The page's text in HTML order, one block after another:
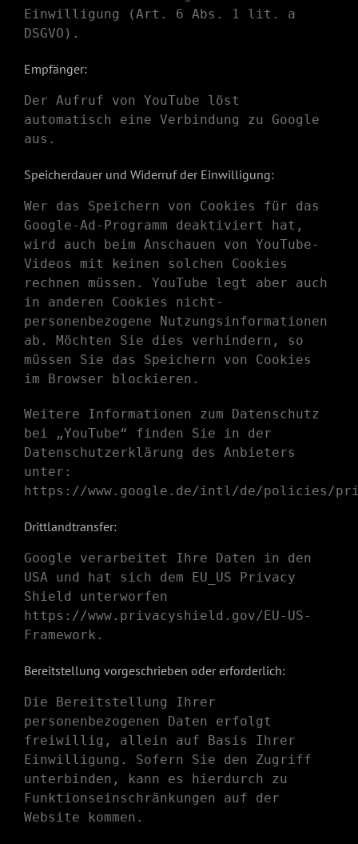
Einwilligung (Art. 6 Abs. 1 lit. a
DSGVO).
Empfänger:
Der Aufruf von YouTube löst
automatisch eine Verbindung zu Google
aus.
Speicherdauer und Widerruf der Einwilligung:
Wer das Speichern von Cookies für das
Google-Ad-Programm deaktiviert hat,
wird auch beim Anschauen von YouTube-
Videos mit keinen solchen Cookies
rechnen müssen. YouTube legt aber auch
in anderen Cookies nicht-
personenbezogene Nutzungsinformationen
ab. Möchten Sie dies verhindern, so
müssen Sie das Speichern von Cookies
im Browser blockieren.
Weitere Informationen zum Datenschutz
bei „YouTube“ finden Sie in der
Datenschutzerklärung des Anbieters
unter:
https://www.google.de/intl/de/policies/
Drittlandtransfer:
Google verarbeitet Ihre Daten in den
USA und hat sich dem EU_US Privacy
Shield unterworfen
https://www.privacyshield.gov/EU-US-
Framework .
Bereitstellung vorgeschrieben oder erforderlich:
Die Bereitstellung Ihrer
personenbezogenen Daten erfolgt
freiwillig, allein auf Basis Ihrer
Einwilligung. Sofern Sie den Zugriff
unterbinden, kann es hierdurch zu
Funktionseinschränkungen auf der
Website kommen.